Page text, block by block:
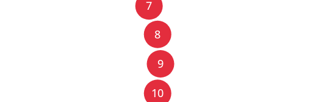
7
8
9
10